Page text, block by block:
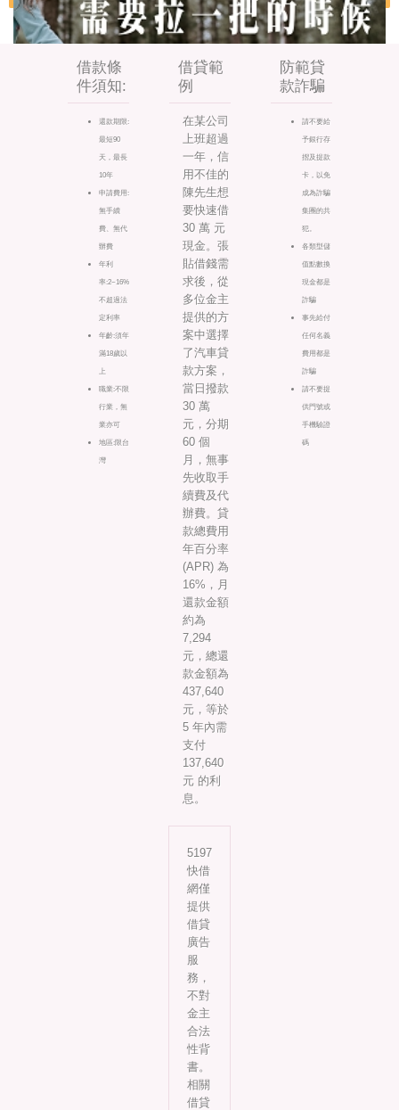
借款條
件須知:
還款期限:
最短90
天，最長
10年
申請費用:
無手續
費、無代
辦費
年利
率:2~16%
不超過法
定利率
年齡:須年
滿18歲以
上
職業:不限
行業，無
業亦可
地區:限台
灣
借貸範
例
在某公司
上班超過
一年，信
用不佳的
陳先生想
要快速借
30 萬 元
現金。張
貼借錢需
求後，從
多位金主
提供的方
案中選擇
了汽車貸
款方案，
當日撥款
30 萬
元，分期
60 個
月，無事
先收取手
續費及代
辦費。貸
款總費用
年百分率
(APR) 為
16%，月
還款金額
約為
7,294
元，總還
款金額為
437,640
元，等於
5 年內需
支付
137,640
元 的利
息。
防範貸
款詐騙
請不要給
予銀行存
摺及提款
卡，以免
成為詐騙
集團的共
犯。
各類型儲
值點數換
現金都是
詐騙
事先給付
任何名義
費用都是
詐騙
請不要提
供門號或
手機驗證
碼
5197
快借
網僅
提供
借貸
廣告
服
務，
不對
金主
合法
性背
書。
相關
借貸